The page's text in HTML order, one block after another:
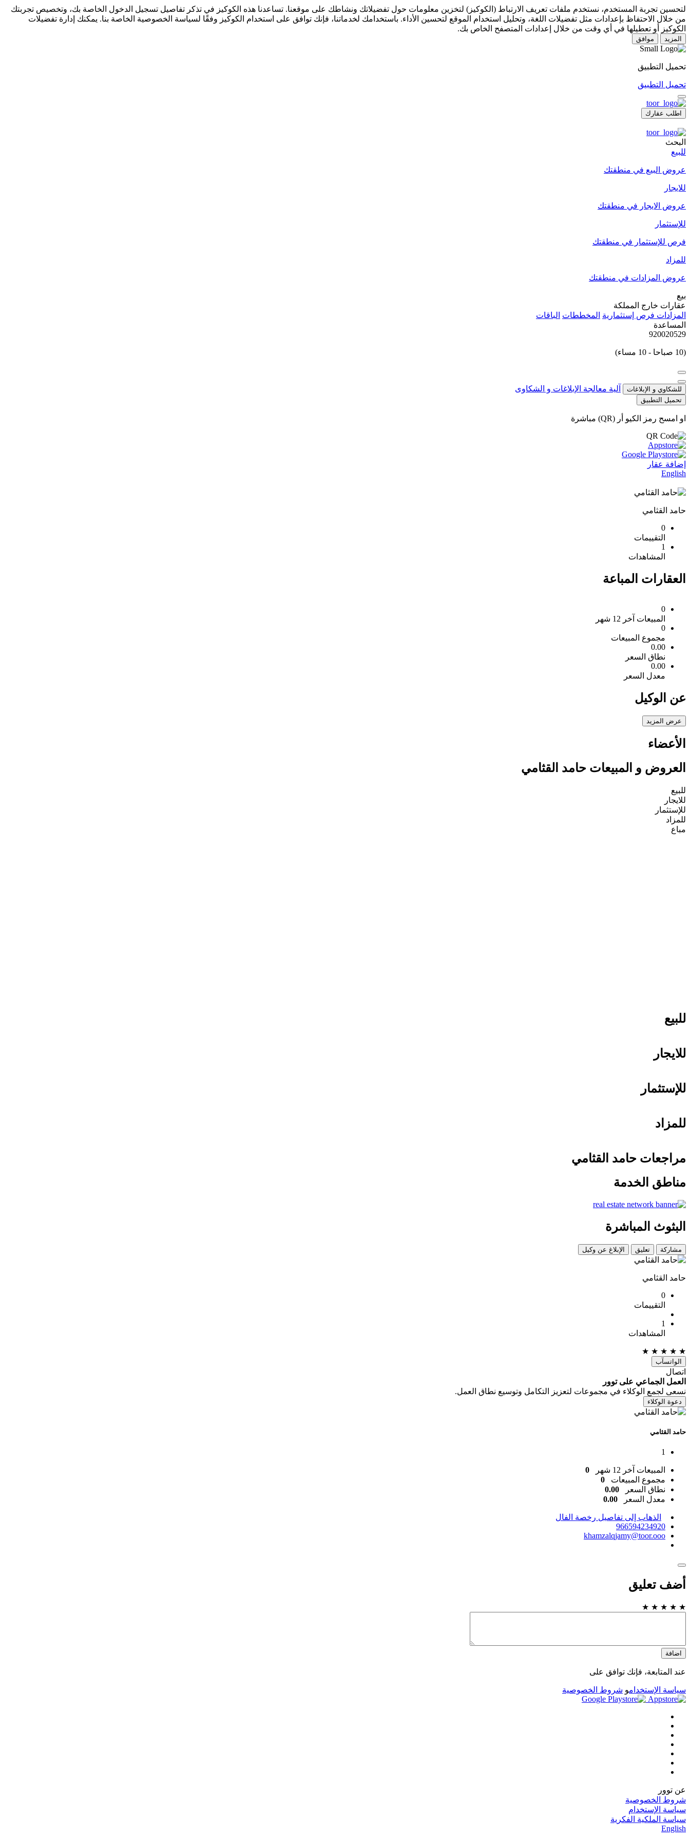
لتحسين تجربة المستخدم، نستخدم ملفات تعريف الارتباط (الكوكيز) لتخزين معلومات حول تفضيلاتك ونشاطك على موقعنا. تساعدنا هذه الكوكيز في تذكر تفاصيل تسجيل الدخول الخاصة بك، وتخصيص تجربتك
من خلال الاحتفاظ بإعدادات مثل تفضيلات اللغة، وتحليل استخدام الموقع لتحسين الأداء. باستخدامك لخدماتنا، فإنك توافق على استخدام الكوكيز وفقًا لسياسة الخصوصية الخاصة بنا. يمكنك إدارة تفضيلات
الكوكيز أو تعطيلها في أي وقت من خلال إعدادات المتصفح الخاص بك.
المزيد موافق
تحميل التطبيق
تحميل التطبيق
اطلب عقارك
البحث
للبيع
عروض البيع في منطقتك
للايجار
عروض الايجار في منطقتك
للإستثمار
فرص للإستثمار في منطقتك
للمزاد
عروض المزادات في منطقتك
بيع
عقارات خارج المملكة
المزادات فرص إستثمارية المخططات الباقات
المساعدة
920020529
(10 صباحا - 10 مساء)
للشكاوي و الإبلاغات آلية معالجة الإبلاغات و الشكاوى
تحميل التطبيق
او امسح رمز الكيو أر (QR) مباشرة
إضافة عقار
English
حامد القثامي
0
التقييمات
1
المشاهدات
العقارات المباعة
0
المبيعات آخر 12 شهر
0
مجموع المبيعات
0.00
نطاق السعر
0.00
معدل السعر
عن الوكيل
عرض المزيد
الأعضاء
العروض و المبيعات حامد القثامي
للبيع
للايجار
للإستثمار
للمزاد
مباع
للبيع
للايجار
للإستثمار
للمزاد
مراجعات حامد القثامي
مناطق الخدمة
البثوث المباشرة
مشاركة تعليق الإبلاغ عن وكيل
حامد القثامي
0
التقييمات
1
المشاهدات
★
★
★
★
★
الواتسآب
اتصال
العمل الجماعي على توور
نسعى لجمع الوكلاء في مجموعات لتعزيز التكامل وتوسيع نطاق العمل.
دعوة الوكلاء
حامد القثامي
1
المبيعات آخر 12 شهر
0
مجموع المبيعات
0
نطاق السعر
0.00
معدل السعر
0.00
الذهاب إلى تفاصيل رخصة الفال
966594234920
khamzalqjamy@toor.ooo
أضف تعليق
★
★
★
★
★
اضافة
عند المتابعة، فإنك توافق على
سياسة الإستخدامو شروط الخصوصية
عن توور
شروط الخصوصية
سياسة الإستخدام
سياسة الملكية الفكرية
English